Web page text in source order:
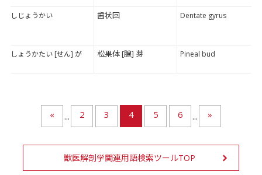
しじょうかい 歯状回 Dentate gyrus
しょうかたい [せん] が 松果体 [腺] 芽 Pineal bud
« ... 2 3 4 5 6 ... »
獣医解剖学関連用語検索ツールTOP